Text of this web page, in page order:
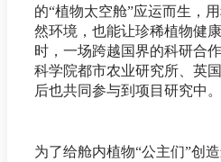
的“植物太空舱”应运而生，
然环境，也能让珍稀植物健
时，一场跨越国界的科研合
科学院都市农业研究所、英
后也共同参与到项目研究中。
为了给舱内植物“公主们”创